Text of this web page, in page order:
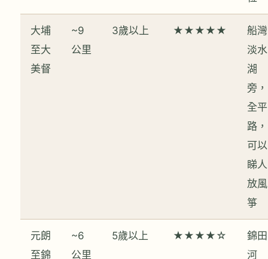
大埔
至大
美督
~9
公里
3歲以上 ★★★★★
船灣
淡水
湖
旁，
全平
路，
可以
睇人
放風
箏
元朗
至錦
~6
公里
5歲以上 ★★★★☆
錦田
河